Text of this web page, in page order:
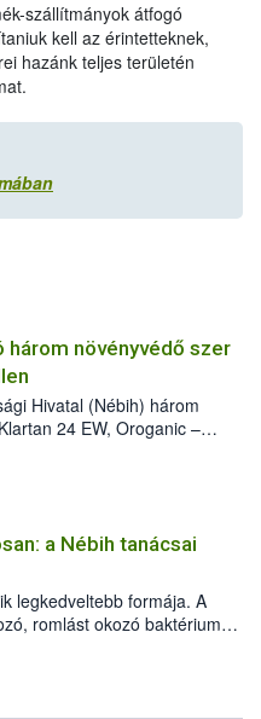
szállítmányok átfogó
kell az érintetteknek,
hazánk teljes területén
három növényvédő szer
Hivatal (Nébih) három
24 EW, Oroganic –
a szüretet követően,
stádiumáig
a károsító elleni további
kis kiszerelésben kiskerti
ökológiai termesztésben is
a Nébih tanácsai
legkedveltebb formája. A
romlást okozó baktériumok
A szabadtéri sütögetés
technikáról szól: legalább